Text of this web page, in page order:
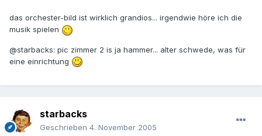
das orchester-bild ist wirklich grandios... irgendwie höre ich die
musik spielen
@starbacks: pic zimmer 2 is ja hammer... alter schwede, was für
eine einrichtung
starbacks
Geschrieben 4. November 2005